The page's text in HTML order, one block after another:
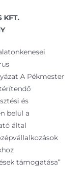
KFT.
A Pékmester
és
belül a
által
támogatása”